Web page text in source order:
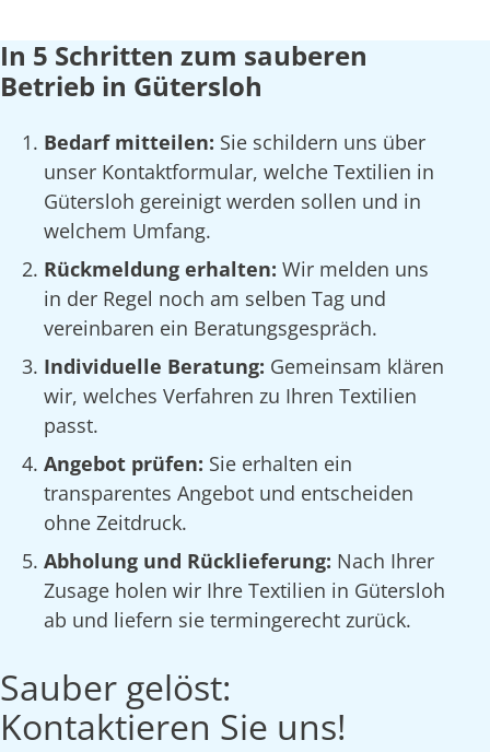
In 5 Schritten zum sauberen
Betrieb in Gütersloh
Bedarf mitteilen: Sie schildern uns über
unser Kontaktformular, welche Textilien in
Gütersloh gereinigt werden sollen und in
welchem Umfang.
Rückmeldung erhalten: Wir melden uns
in der Regel noch am selben Tag und
vereinbaren ein Beratungsgespräch.
Individuelle Beratung: Gemeinsam klären
wir, welches Verfahren zu Ihren Textilien
passt.
Angebot prüfen: Sie erhalten ein
transparentes Angebot und entscheiden
ohne Zeitdruck.
Abholung und Rücklieferung: Nach Ihrer
Zusage holen wir Ihre Textilien in Gütersloh
ab und liefern sie termingerecht zurück.
Sauber gelöst:
Kontaktieren Sie uns!